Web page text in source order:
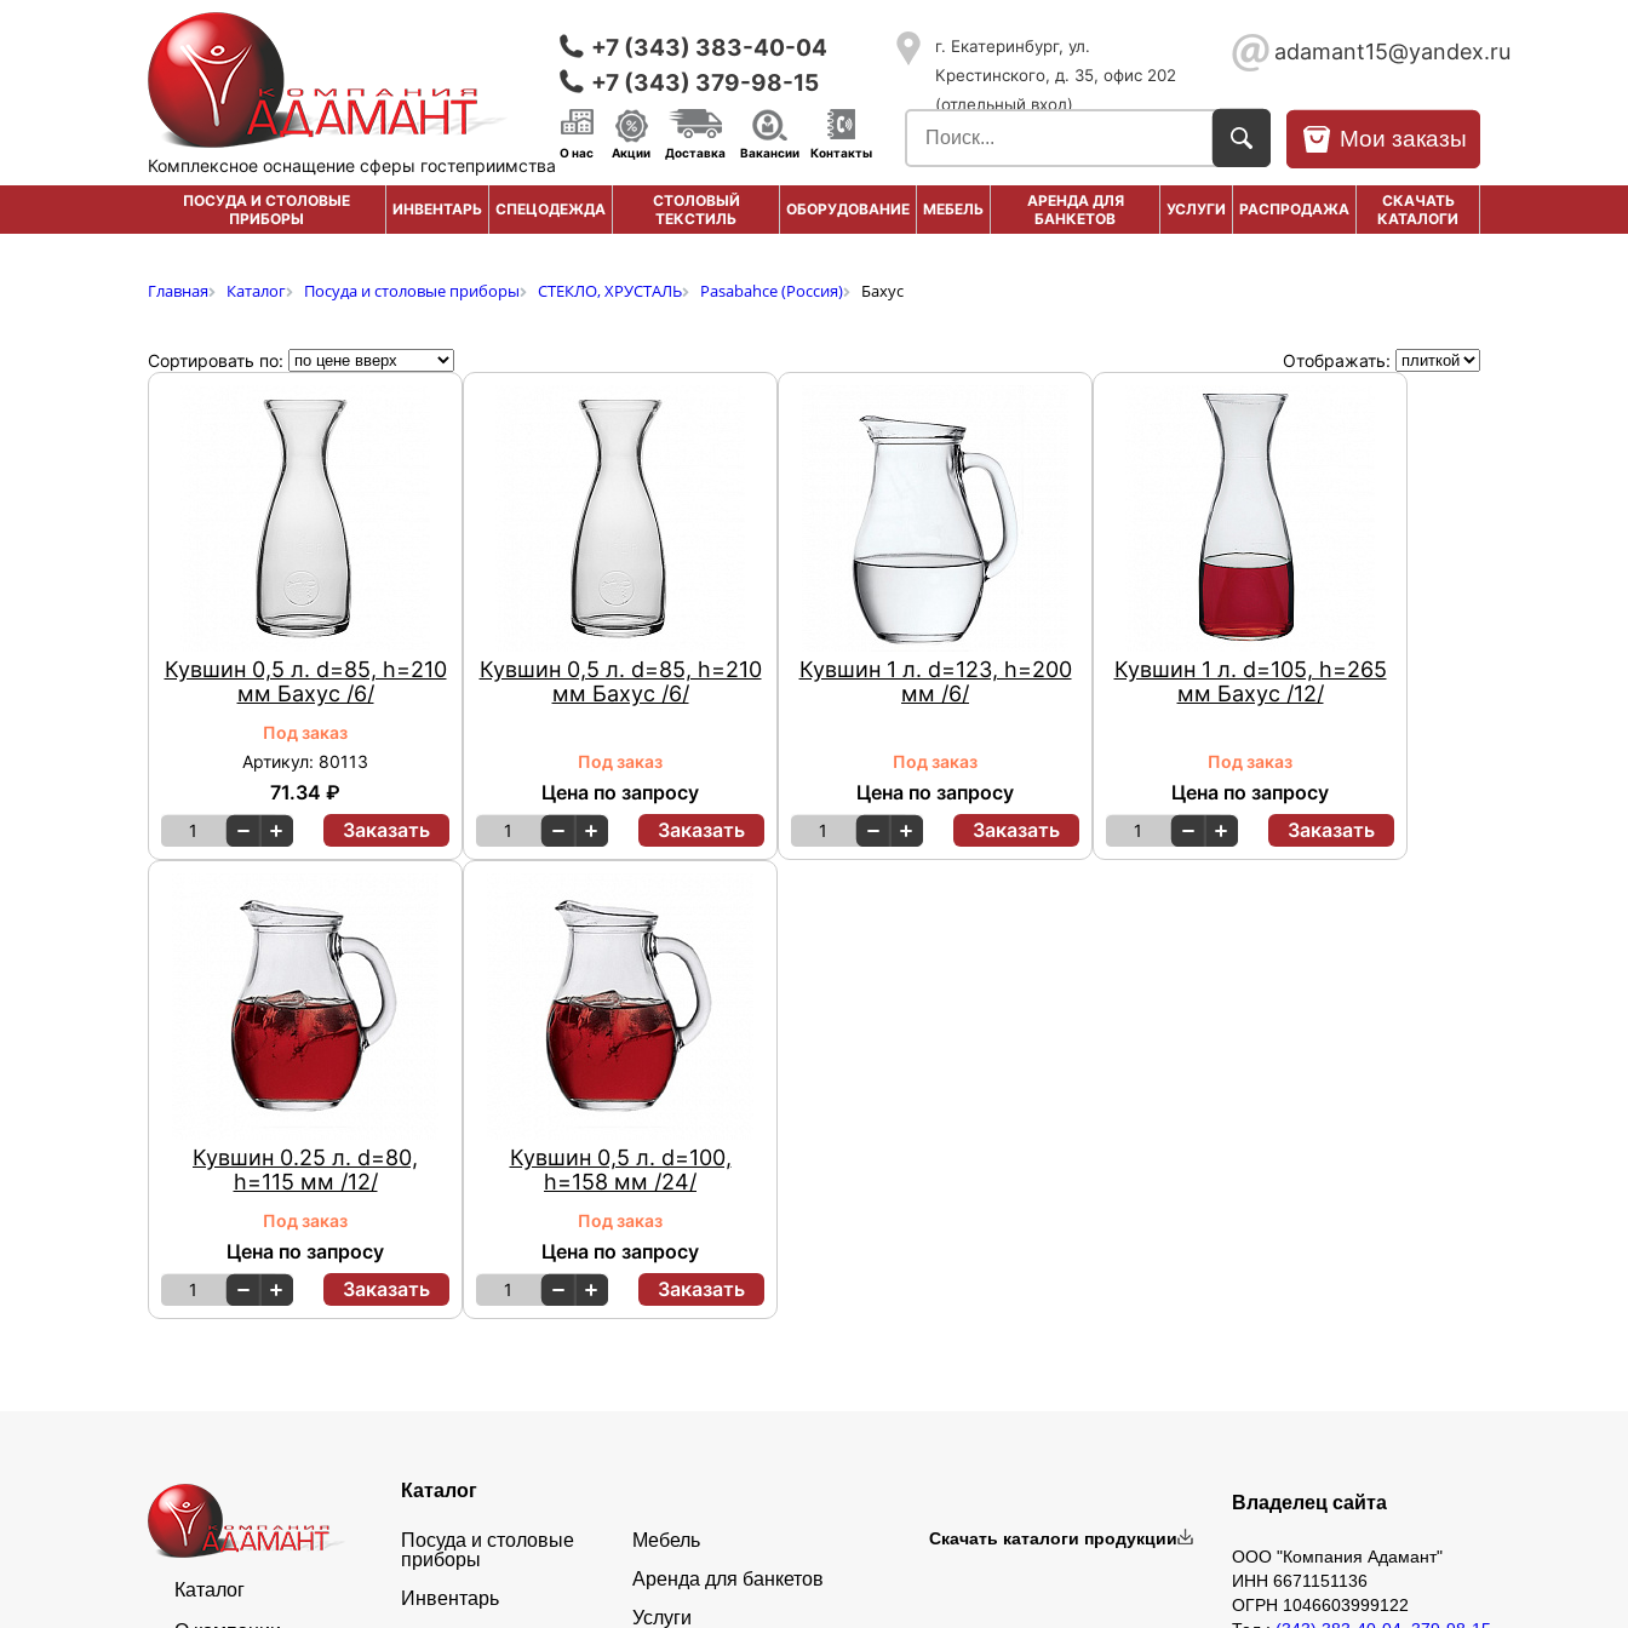
Комплексное оснащение сферы гостеприимства
+7 (343) 383-40-04
+7 (343) 379-98-15
г. Екатеринбург, ул.
Крестинского, д. 35, офис 202
(отдельный вход)
adamant15@yandex.ru
Мои заказы
О нас Акции Доставка Вакансии Контакты
ПОСУДА И СТОЛОВЫЕ
ПРИБОРЫ
ИНВЕНТАРЬ СПЕЦОДЕЖДА
СТОЛОВЫЙ
ТЕКСТИЛЬ
ОБОРУДОВАНИЕ МЕБЕЛЬ
АРЕНДА ДЛЯ
БАНКЕТОВ
УСЛУГИ РАСПРОДАЖА
СКАЧАТЬ
КАТАЛОГИ
Главная Каталог Посуда и столовые приборы СТЕКЛО, ХРУСТАЛЬ Pasabahce (Россия) Бахус
Сортировать по: Отображать:
Кувшин 0,5 л. d=85, h=210
мм Бахус /6/
Под заказ
Артикул: 80113
71.34 ₽
1 Заказать
Кувшин 0,5 л. d=85, h=210
мм Бахус /6/
Под заказ
Цена по запросу
1 Заказать
Кувшин 1 л. d=123, h=200
мм /6/
Под заказ
Цена по запросу
1 Заказать
Кувшин 1 л. d=105, h=265
мм Бахус /12/
Под заказ
Цена по запросу
1 Заказать
Кувшин 0.25 л. d=80,
h=115 мм /12/
Под заказ
Цена по запросу
1 Заказать
Кувшин 0,5 л. d=100,
h=158 мм /24/
Под заказ
Цена по запросу
1 Заказать
Каталог
Каталог
Посуда и столовые
приборы
Инвентарь
Мебель
Аренда для банкетов
Услуги
Скачать каталоги продукции
Владелец сайта
ООО "Компания Адамант"
ИНН 6671151136
ОГРН 1046603999122